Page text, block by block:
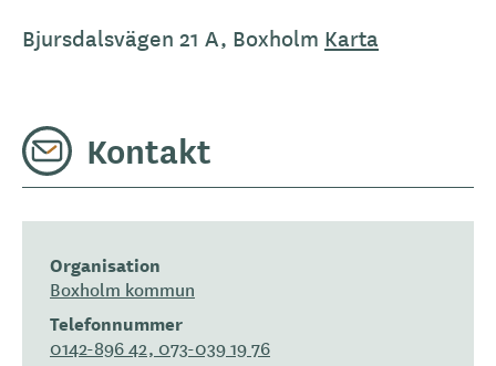
Bjursdalsvägen 21 A, Boxholm Karta
Kontakt
Organisation
Boxholm kommun
Telefonnummer
0142-896 42, 073-039 19 76